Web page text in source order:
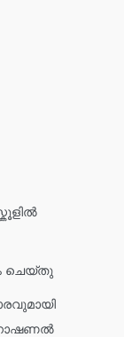
ചെയ്തു
നാഷണൽ